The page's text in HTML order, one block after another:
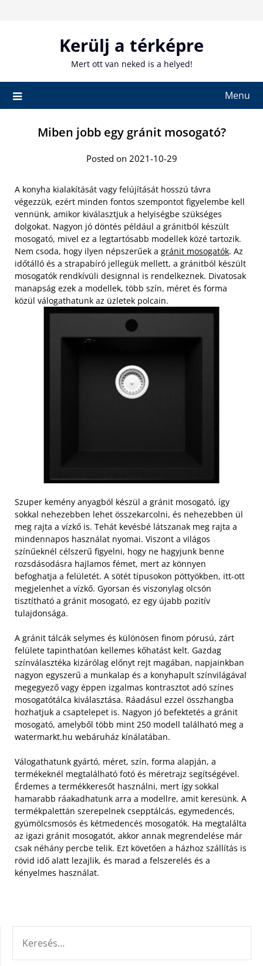
Kerülj a térképre
Mert ott van neked is a helyed!
Menu
Miben jobb egy gránit mosogató?
Posted on 2021-10-29
A konyha kialakítását vagy felújítását hosszú távra
végezzük, ezért minden fontos szempontot figyelembe kell
vennünk, amikor kiválasztjuk a helyiségbe szükséges
dolgokat. Nagyon jó döntés például a gránitból készült
mosogató, mivel ez a legtartósabb modellek közé tartozik.
Nem csoda, hogy ilyen népszerűek a gránit mosogatók. Az
időtálló és a strapabíró jellegük mellett, a gránitból készült
mosogatók rendkívüli designnal is rendelkeznek. Divatosak
manapság ezek a modellek, több szín, méret és forma
közül válogathatunk az üzletek polcain.
Szuper kemény anyagból készül a gránit mosogató, így
sokkal nehezebben lehet összekarcolni, és nehezebben ül
meg rajta a vízkő is. Tehát kevésbé látszanak meg rajta a
mindennapos használat nyomai. Viszont a világos
színűeknél célszerű figyelni, hogy ne hagyjunk benne
rozsdásodásra hajlamos fémet, mert az könnyen
befoghatja a felületét. A sötét típusokon pöttyökben, itt-ott
megjelenhet a vízkő. Gyorsan és viszonylag olcsón
tisztítható a gránit mosogató, ez egy újabb pozitív
tulajdonsága.
A gránit tálcák selymes és különösen finom pórusú, zárt
felülete tapinthatóan kellemes kőhatást kelt. Gazdag
színválasztéka kizárólag előnyt rejt magában, napjainkban
nagyon egyszerű a munkalap és a konyhapult színvilágával
megegyező vagy éppen izgalmas kontrasztot adó színes
mosogatótálca kiválasztása. Ráadásul ezzel összhangba
hozhatjuk a csaptelepet is. Nagyon jó befektetés a gránit
mosogató, amelyből több mint 250 modell található meg a
watermarkt.hu webáruház kínálatában.
Válogathatunk gyártó, méret, szín, forma alapján, a
termékeknél megtalálható fotó és méretrajz segítségével.
Érdemes a termékkeresőt használni, mert így sokkal
hamarabb ráakadhatunk arra a modellre, amit keresünk. A
termékpalettán szerepelnek csepptálcás, egymedencés,
gyümölcsmosós és kétmedencés mosogatók. Ha megtalálta
az igazi gránit mosogatót, akkor annak megrendelése már
csak néhány percbe telik. Ezt követően a házhoz szállítás is
rövid idő alatt lezajlik, és marad a felszerelés és a
kényelmes használat.